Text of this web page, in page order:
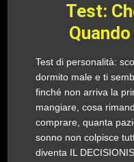
Test:
Test di personalità:
dormito male e ti
finché non arriva la
mangiare, cosa
comprare, quanta
sonno non colpisce
diventa IL